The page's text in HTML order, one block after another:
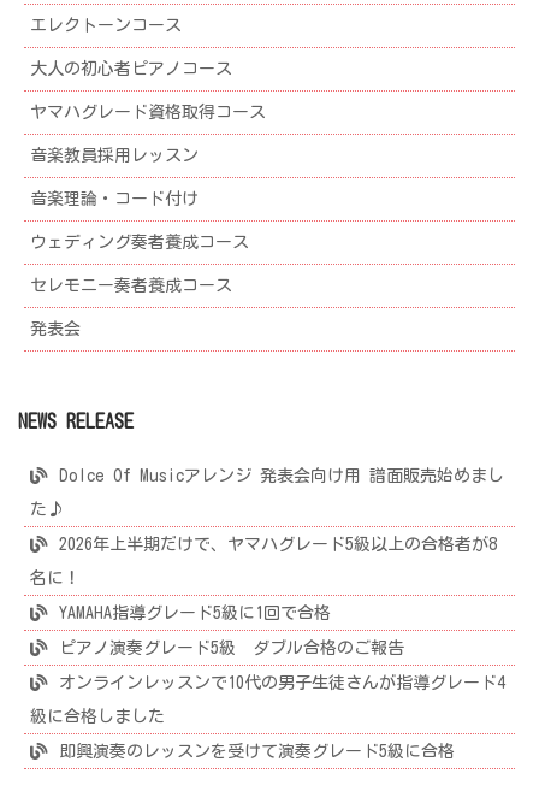
エレクトーンコース
大人の初心者ピアノコース
ヤマハグレード資格取得コース
音楽教員採用レッスン
音楽理論・コード付け
ウェディング奏者養成コース
セレモニー奏者養成コース
発表会
NEWS RELEASE
Dolce Of Musicアレンジ 発表会向け用 譜面販売始めまし
た♪
2026年上半期だけで、ヤマハグレード5級以上の合格者が8
名に！
YAMAHA指導グレード5級に1回で合格
ピアノ演奏グレード5級 ダブル合格のご報告
オンラインレッスンで10代の男子生徒さんが指導グレード4
級に合格しました
即興演奏のレッスンを受けて演奏グレード5級に合格